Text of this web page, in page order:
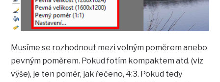
Musíme se rozhodnout mezi volným poměrem anebo
pevným poměrem. Pokud fotím kompaktem atd. (viz
výše), je ten poměr, jak řečeno, 4:3. Pokud tedy